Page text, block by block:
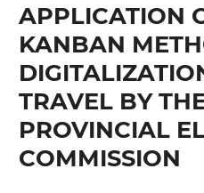
APPLICATION
KANBAN
TRAVEL BY
PROVINCIAL
COMMISSION